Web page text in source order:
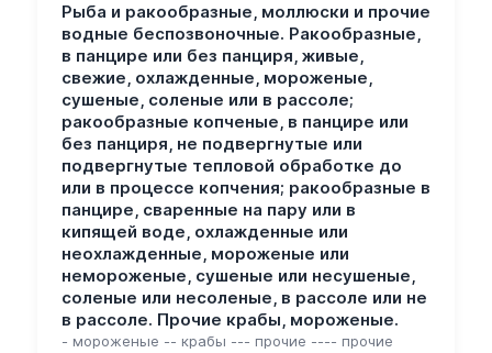
Рыба и ракообразные, моллюски и прочие
водные беспозвоночные. Ракообразные,
в панцире или без панциря, живые,
свежие, охлажденные, мороженые,
сушеные, соленые или в рассоле;
ракообразные копченые, в панцире или
без панциря, не подвергнутые или
подвергнутые тепловой обработке до
или в процессе копчения; ракообразные в
панцире, сваренные на пару или в
кипящей воде, охлажденные или
неохлажденные, мороженые или
немороженые, сушеные или несушеные,
соленые или несоленые, в рассоле или не
в рассоле. Прочие крабы, мороженые.
- мороженые -- крабы --- прочие ---- прочие